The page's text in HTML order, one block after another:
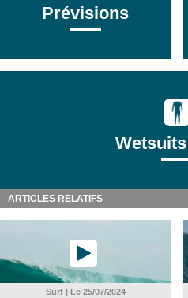
Prévisions
ARTICLES RELATIFS
Surf | Le 25/07/2024